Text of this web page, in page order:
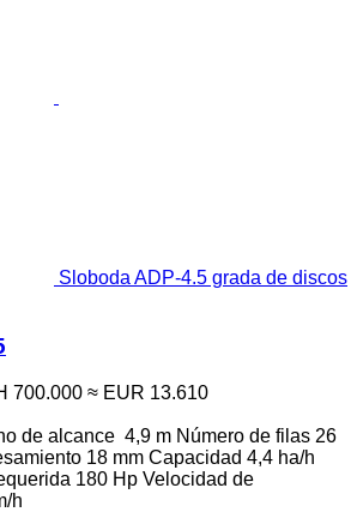
Sloboda ADP-4.5 grada de discos
700.000 ≈ EUR 13.610
de alcance 4,9 m Número de filas 26
18 mm Capacidad 4,4 ha/h
180 Hp Velocidad de
h